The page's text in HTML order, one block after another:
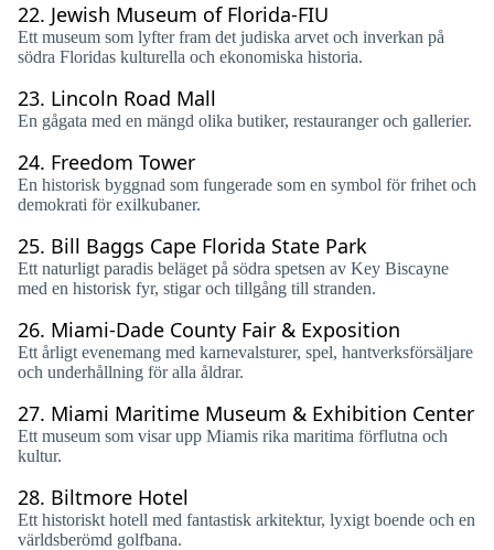
22. Jewish Museum of Florida-FIU
Ett museum som lyfter fram det judiska arvet och inverkan på
södra Floridas kulturella och ekonomiska historia.
23. Lincoln Road Mall
En gågata med en mängd olika butiker, restauranger och gallerier.
24. Freedom Tower
En historisk byggnad som fungerade som en symbol för frihet och
demokrati för exilkubaner.
25. Bill Baggs Cape Florida State Park
Ett naturligt paradis beläget på södra spetsen av Key Biscayne
med en historisk fyr, stigar och tillgång till stranden.
26. Miami-Dade County Fair & Exposition
Ett årligt evenemang med karnevalsturer, spel, hantverksförsäljare
och underhållning för alla åldrar.
27. Miami Maritime Museum & Exhibition Center
Ett museum som visar upp Miamis rika maritima förflutna och
kultur.
28. Biltmore Hotel
Ett historiskt hotell med fantastisk arkitektur, lyxigt boende och en
världsberömd golfbana.